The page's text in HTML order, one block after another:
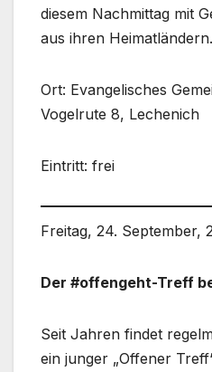
diesem Nachmittag mit
aus ihren Heimatländern.
Ort: Evangelisches
Vogelrute 8, Lechenich
Eintritt: frei
Freitag, 24. September,
Der #offengeht-Treff
Seit Jahren findet
ein junger „Offener